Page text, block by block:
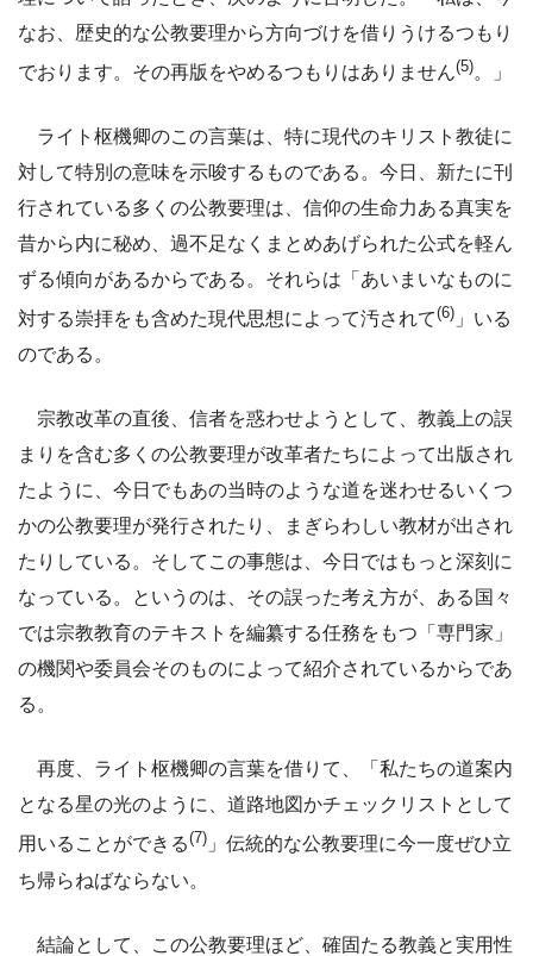
なお、歴史的な公教要理から方向づけを借りうけるつもり
でおります。その再版をやめるつもりはありません(5)。」
ライト枢機卿のこの言葉は、特に現代のキリスト教徒に
対して特別の意味を示唆するものである。今日、新たに刊
行されている多くの公教要理は、信仰の生命力ある真実を
昔から内に秘め、過不足なくまとめあげられた公式を軽ん
ずる傾向があるからである。それらは「あいまいなものに
対する崇拝をも含めた現代思想によって汚されて(6) 」いる
のである。
宗教改革の直後、信者を惑わせようとして、教義上の誤
まりを含む多くの公教要理が改革者たちによって出版され
たように、今日でもあの当時のような道を迷わせるいくつ
かの公教要理が発行されたり、まぎらわしい教材が出され
たりしている。そしてこの事態は、今日ではもっと深刻に
なっている。というのは、その誤った考え方が、ある国々
では宗教教育のテキストを編纂する任務をもつ「専門家」
の機関や委員会そのものによって紹介されているからであ
る。
再度、ライト枢機卿の言葉を借りて、「私たちの道案内
となる星の光のように、道路地図かチェックリストとして
用いることができる(7) 」伝統的な公教要理に今一度ぜひ立
ち帰らねばならない。
結論として、この公教要理ほど、確固たる教義と実用性